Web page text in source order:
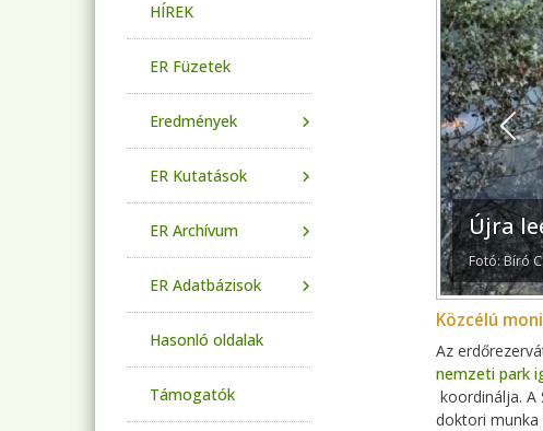
Újra
Fotó: Bíró
Közcélú
Az
nemzeti park
koordinálja. A
doktori munka
HÍREK
ER Füzetek
Eredmények
ER Kutatások
ER Archívum
ER Adatbázisok
Hasonló oldalak
Támogatók